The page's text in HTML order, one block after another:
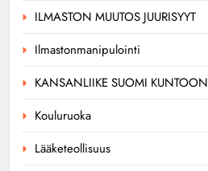
ILMASTON MUUTOS JUURISYYT
Ilmastonmanipulointi
KANSANLIIKE SUOMI KUNTOON
Kouluruoka
Lääketeollisuus